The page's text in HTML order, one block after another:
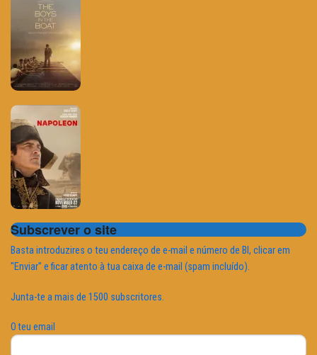
Subscrever o site
Basta introduzires o teu endereço de e-mail e número de BI, clicar em
"Enviar" e ficar atento à tua caixa de e-mail (spam incluído).
Junta-te a mais de 1500 subscritores.
O teu email